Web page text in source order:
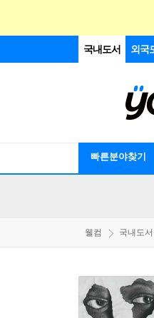
국내도서 외국
빠른분야찾기
웰컴 국내도서